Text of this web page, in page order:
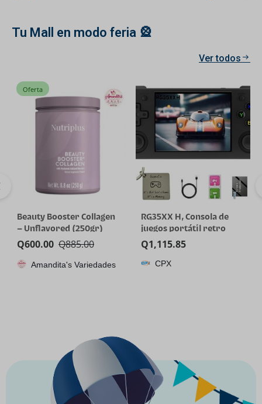
Tu Mall en modo feria 🎡
Ver todos
Oferta
Beauty Booster Collagen
– Unflavored (250gr)
Q885.00
Q600.00
Amandita's Variedades
RG35XX H, Consola de
juegos portátil retro
Anbernic con tarjeta de
64GTF, diseño de joystick
dual, pantalla HD de 3.5
Q1,115.85
CPX